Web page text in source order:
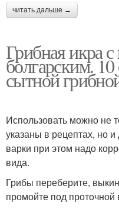
читать дальше →
Грибная икра
болгарским.
сытной
Использовать можно не
указаны в рецептах, но
варки при этом надо
вида.
Грибы переберите,
промойте под проточной